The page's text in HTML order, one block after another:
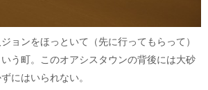
ョンをほっといて（先に行ってもらって）
いう町。このオアシスタウンの背後には大砂
にはいられない。